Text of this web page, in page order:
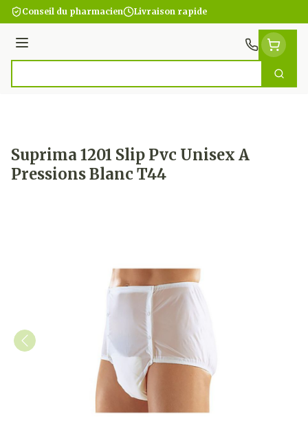
Aller au contenu
Conseil du pharmacien Livraison rapide
Menu
Suprima 1201 Slip Pvc Unisex A
Pressions Blanc T44